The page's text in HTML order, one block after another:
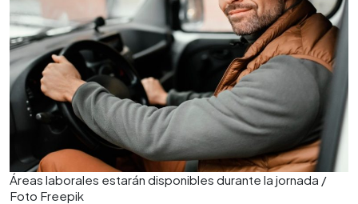
Áreas laborales estarán disponibles durante la jornada /
Foto Freepik